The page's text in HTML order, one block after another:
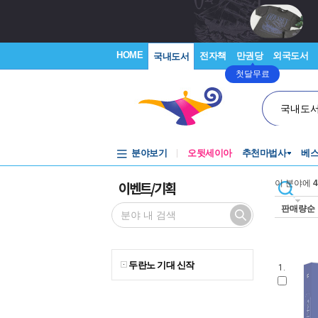
HOME 국내도서 전자책 만권당
첫달무료
외국도서
국내도
분야보기 오뒷세이아 추천마법사 베
이벤트/기획
두란노 기대 신작
이 분야에 4
판매량순
1.